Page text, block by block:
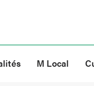
M Local